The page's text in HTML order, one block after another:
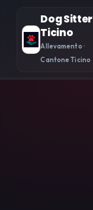
Dog Sitter
Ticino
Allevamento ·
Cantone Ticino